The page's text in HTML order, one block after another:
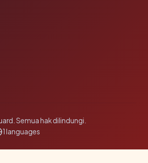
Semua hak dilindungi.
1 languages